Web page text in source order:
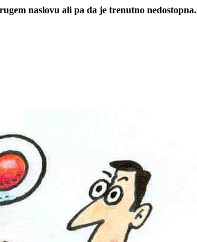
naslovu ali pa da je trenutno nedostopna.